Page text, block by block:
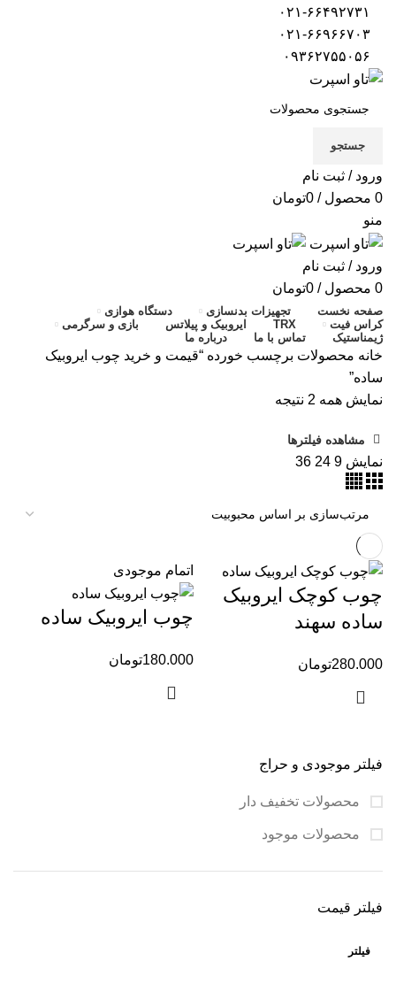
جستجو
ورود / ثبت نام
0 محصول / تومان0
منو
ورود / ثبت نام
0 محصول / تومان0
صفحه نخست تجهیزات بدنسازی
دستگاه هوازی
کراس فیت
TRX ایروبیک و پیلاتس
بازی و سرگرمی
ژیمناستیک
تماس با ما درباره ما
فیلتر موجودی و حراج
محصولات تخفیف دار
محصولات موجود
فیلتر قیمت
فیلتر
خانه محصولات برچسب خورده “قیمت و خرید چوب ایروبیک
ساده”
نمایش همه 2 نتیجه
مشاهده فیلترها
نمایش 9
24
36
چوب کوچک ایروبیک
ساده سهند
تومان280.000
اتمام موجودی
چوب ایروبیک ساده
تومان180.000